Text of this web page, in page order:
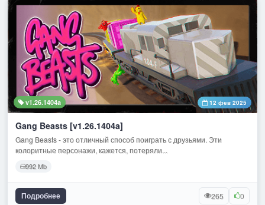
v1.26.1404a 12 фев 2025
Gang Beasts [v1.26.1404a]
Gang Beasts - это отличный способ поиграть с друзьями. Эти
колоритные персонажи, кажется, потеряли...
992 Mb
Подробнее 265 0